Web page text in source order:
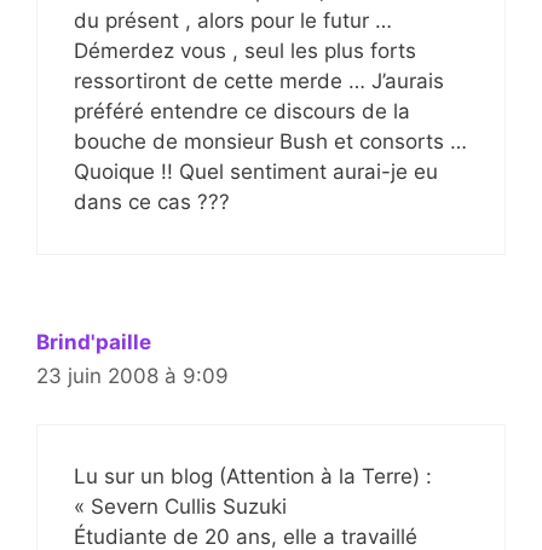
du présent , alors pour le futur …
Démerdez vous , seul les plus forts
ressortiront de cette merde … J’aurais
préféré entendre ce discours de la
bouche de monsieur Bush et consorts …
Quoique !! Quel sentiment aurai-je eu
dans ce cas ???
Brind'paille
23 juin 2008 à 9:09
Lu sur un blog (Attention à la Terre) :
« Severn Cullis Suzuki
Étudiante de 20 ans, elle a travaillé